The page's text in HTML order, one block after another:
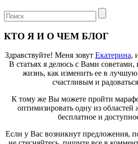
КТО Я И О ЧЕМ БЛОГ
Здравствуйте! Меня зовут Екатерина,
В статьях я делюсь с Вами советами,
жизнь, как изменить ее в лучшую
счастливым и
К тому же Вы можете пройти
оптимизировать одну из
бесплатное и
Если у Вас возникнут предложения,